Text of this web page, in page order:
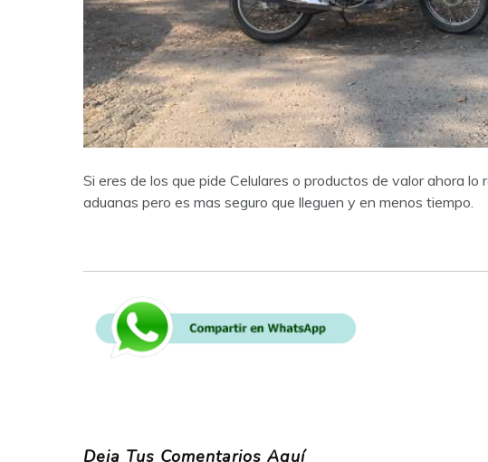
Si eres de los que pide Celulares o productos de valor ahora
aduanas pero es mas seguro que lleguen y en menos tiempo.
Deja Tus Comentarios Aquí